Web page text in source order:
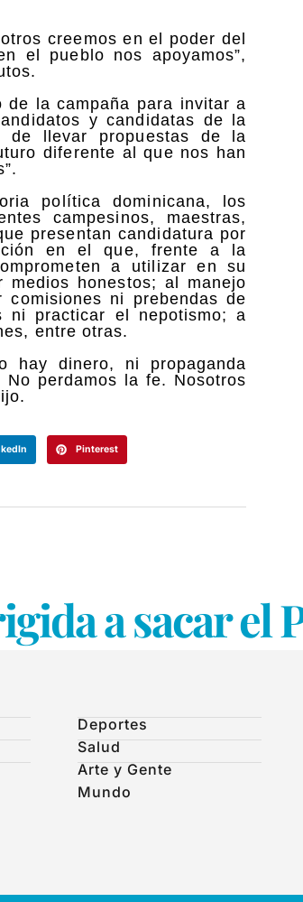
creemos en el poder del
el pueblo nos apoyamos”,
de la campaña para invitar a
y candidatas de la
de llevar propuestas de la
diferente al que nos han
política dominicana, los
campesinos, maestras,
presentan candidatura por
en el que, frente a la
a utilizar en su
honestos; al manejo
ni prebendas de
ni practicar el nepotismo; a
entre otras.
hay dinero, ni propaganda
perdamos la fe. Nosotros
Pinterest
a sacar el
Deportes
Salud
Arte y Gente
Mundo